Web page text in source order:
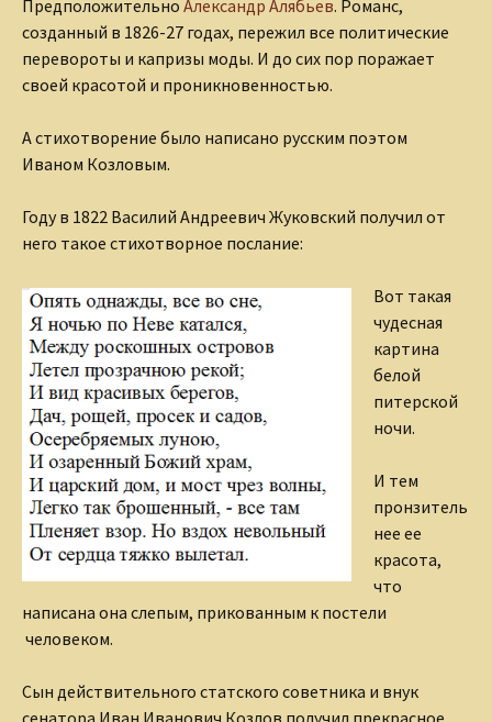
Предположительно Александр Алябьев. Романс,
созданный в 1826-27 годах, пережил все политические
перевороты и капризы моды. И до сих пор поражает
своей красотой и проникновенностью.
А стихотворение было написано русским поэтом
Иваном Козловым.
Году в 1822 Василий Андреевич Жуковский получил от
него такое стихотворное послание:
Вот такая
чудесная
картина
белой
питерской
ночи.
И тем
пронзитель
нее ее
красота,
что
написана она слепым, прикованным к постели
человеком.
Сын действительного статского советника и внук
сенатора Иван Иванович Козлов получил прекрасное